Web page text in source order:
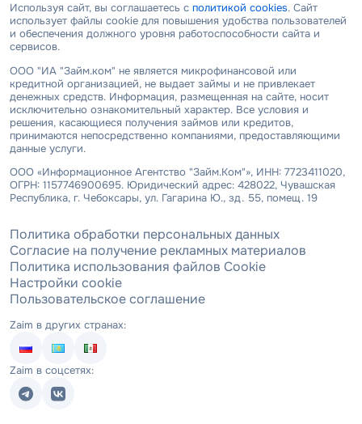
Используя сайт, вы соглашаетесь с политикой cookies. Сайт
использует файлы cookie для повышения удобства пользователей
и обеспечения должного уровня работоспособности сайта и
сервисов.
ООО "ИА "Займ.ком" не является микрофинансовой или
кредитной организацией, не выдает займы и не привлекает
денежных средств. Информация, размещенная на сайте, носит
исключительно ознакомительный характер. Все условия и
решения, касающиеся получения займов или кредитов,
принимаются непосредственно компаниями, предоставляющими
данные услуги.
ООО «Информационное Агентство "Займ.Ком"», ИНН: 7723411020,
ОГРН: 1157746900695. Юридический адрес: 428022, Чувашская
Республика, г. Чебоксары, ул. Гагарина Ю., зд. 55, помещ. 19
Политика обработки персональных данных
Согласие на получение рекламных материалов
Политика использования файлов Cookie
Настройки cookie
Пользовательское соглашение
Zaim в других странах:
Zaim в соцсетях: